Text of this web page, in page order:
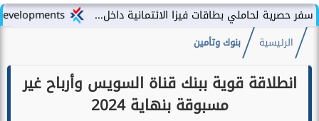
LARZ Developments تطلق رؤيتها الجديدة لتقديم مفهوم متكامل للتطوير العقاري في مصر فيزا الائتمانية داخل...
الرئيسية بنوك وتأمين
انطلاقة قوية ببنك قناة السويس وأرباح غير
مسبوقة بنهاية 2024